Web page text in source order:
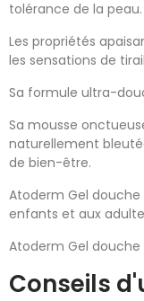
tolérance de la peau.
Les propriétés
les sensations de
Sa formule ultra-
Sa mousse
naturellement
de bien-être.
Atoderm Gel
enfants et aux
Atoderm Gel
Conseils